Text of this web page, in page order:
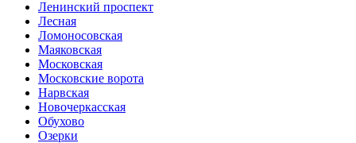
Ленинский проспект
Лесная
Ломоносовская
Маяковская
Московская
Московские ворота
Нарвская
Новочеркасская
Обухово
Озерки